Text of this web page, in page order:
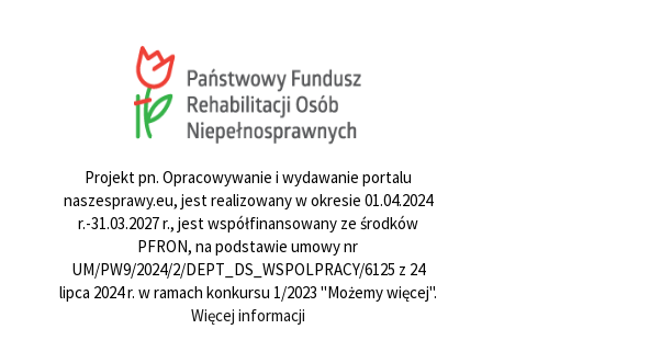
Projekt pn. Opracowywanie i wydawanie portalu
naszesprawy.eu, jest realizowany w okresie 01.04.2024
r.-31.03.2027 r., jest współfinansowany ze środków
PFRON, na podstawie umowy nr
UM/PW9/2024/2/DEPT_DS_WSPOLPRACY/6125 z 24
lipca 2024 r. w ramach konkursu 1/2023 "Możemy więcej".
Więcej informacji